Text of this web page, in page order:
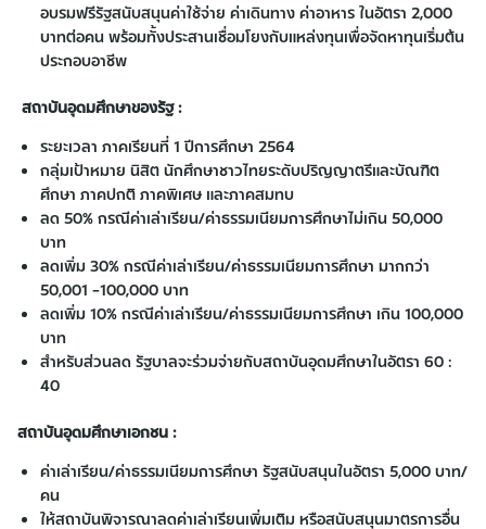
อบรมฟรีรัฐสนับสนุนค่าใช้จ่าย ค่าเดินทาง ค่าอาหาร ในอัตรา 2,000
บาทต่อคน พร้อมทั้งประสานเชื่อมโยงกับแหล่งทุนเพื่อจัดหาทุนเริ่มต้น
ประกอบอาชีพ
สถาบันอุดมศึกษาของรัฐ :
ระยะเวลา ภาคเรียนที่ 1 ปีการศึกษา 2564
กลุ่มเป้าหมาย นิสิต นักศึกษาชาวไทยระดับปริญญาตรีและบัณฑิต
ศึกษา ภาคปกติ ภาคพิเศษ และภาคสมทบ
ลด 50% กรณีค่าเล่าเรียน/ค่าธรรมเนียมการศึกษาไม่เกิน 50,000
บาท
ลดเพิ่ม 30% กรณีค่าเล่าเรียน/ค่าธรรมเนียมการศึกษา มากกว่า
50,001 -100,000 บาท
ลดเพิ่ม 10% กรณีค่าเล่าเรียน/ค่าธรรมเนียมการศึกษา เกิน 100,000
บาท
สำหรับส่วนลด รัฐบาลจะร่วมจ่ายกับสถาบันอุดมศึกษาในอัตรา 60 :
40
สถาบันอุดมศึกษาเอกชน :
ค่าเล่าเรียน/ค่าธรรมเนียมการศึกษา รัฐสนับสนุนในอัตรา 5,000 บาท/
คน
ให้สถาบันพิจารณาลดค่าเล่าเรียนเพิ่มเติม หรือสนับสนุนมาตรการอื่น